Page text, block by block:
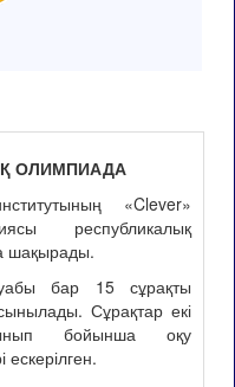
ОЛИМПИАДА
«Clever»
республикалық
шақырады.
бар 15 сұрақты
Сұрақтар екі
бойынша оқу